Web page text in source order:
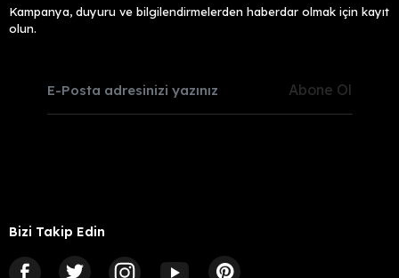
Kampanya, duyuru ve bilgilendirmelerden haberdar olmak için kayıt
olun.
Abone Ol
Bizi Takip Edin